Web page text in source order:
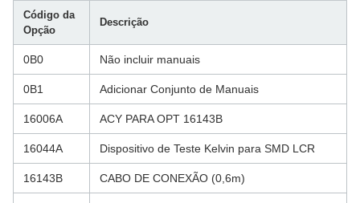
Código da
Opção
Descrição
0B0 Não incluir manuais
0B1 Adicionar Conjunto de Manuais
16006A ACY PARA OPT 16143B
16044A Dispositivo de Teste Kelvin para SMD LCR
16143B CABO DE CONEXÃO (0,6m)